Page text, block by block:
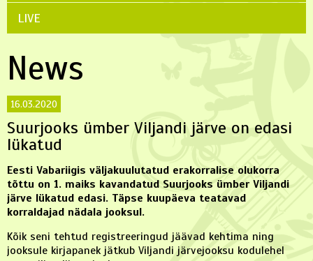
LIVE
News
16.03.2020
Suurjooks ümber Viljandi järve on edasi
lükatud
Eesti Vabariigis väljakuulutatud erakorralise olukorra
tõttu on 1. maiks kavandatud Suurjooks ümber Viljandi
järve lükatud edasi. Täpse kuupäeva teatavad
korraldajad nädala jooksul.
Kõik seni tehtud registreeringud jäävad kehtima ning
jooksule kirjapanek jätkub Viljandi järvejooksu kodulehel